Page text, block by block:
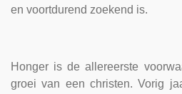
en voortdurend zoekend is.
Honger is de allereerste
groei van een christen. Vorig